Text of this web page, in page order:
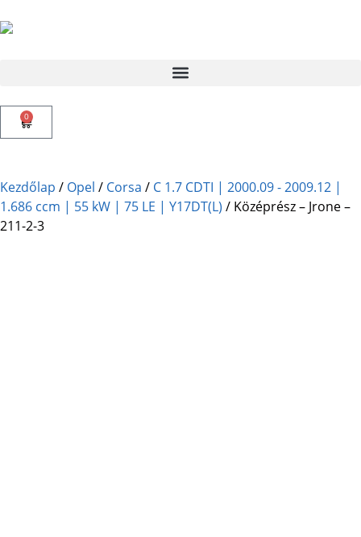
0
Kezdőlap / Opel / Corsa / C 1.7 CDTI | 2000.09 - 2009.12 |
1.686 ccm | 55 kW | 75 LE | Y17DT(L) / Középrész – Jrone –
211-2-3